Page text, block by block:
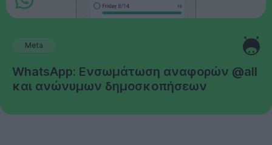
Meta
WhatsApp: Ενσωμάτωση αναφορών @all
και ανώνυμων δημοσκοπήσεων